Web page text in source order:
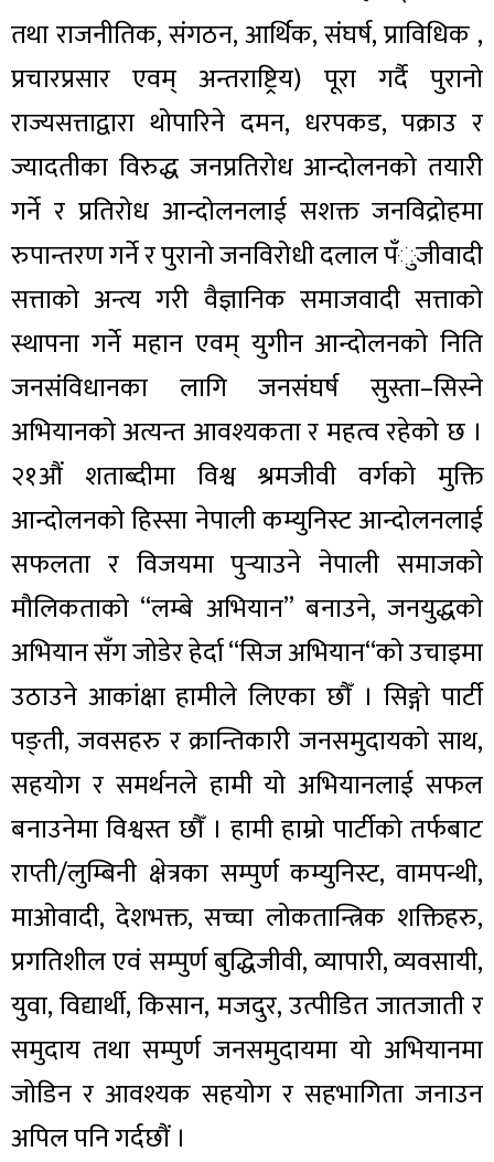
तथा राजनीतिक, संगठन, आर्थिक, संघर्ष, प्राविधिक ,
प्रचारप्रसार एवम् अन्तराष्ट्रिय) पूरा गर्दै पुरानो
राज्यसत्ताद्वारा थोपारिने दमन, धरपकड, पक्राउ र
ज्यादतीका विरुद्ध जनप्रतिरोध आन्दोलनको तयारी
गर्ने र प्रतिरोध आन्दोलनलाई सशक्त जनविद्रोहमा
रुपान्तरण गर्ने र पुरानो जनविरोधी दलाल पँुजीवादी
सत्ताको अन्त्य गरी वैज्ञानिक समाजवादी सत्ताको
स्थापना गर्ने महान एवम् युगीन आन्दोलनको निति
जनसंविधानका लागि जनसंघर्ष सुस्ता–सिस्ने
अभियानको अत्यन्त आवश्यकता र महत्व रहेको छ ।
२१औं शताब्दीमा विश्व श्रमजीवी वर्गको मुक्ति
आन्दोलनको हिस्सा नेपाली कम्युनिस्ट आन्दोलनलाई
सफलता र विजयमा पुर्‍याउने नेपाली समाजको
मौलिकताको “लम्बे अभियान” बनाउने, जनयुद्धको
अभियान सँग जोडेर हेर्दा “सिज अभियान“को उचाइमा
उठाउने आकांक्षा हामीले लिएका छौँ । सिङ्गो पार्टी
पङ्ती, जवसहरु र क्रान्तिकारी जनसमुदायको साथ,
सहयोग र समर्थनले हामी यो अभियानलाई सफल
बनाउनेमा विश्वस्त छौँ । हामी हाम्रो पार्टीको तर्फबाट
राप्ती/लुम्बिनी क्षेत्रका सम्पुर्ण कम्युनिस्ट, वामपन्थी,
माओवादी, देशभक्त, सच्चा लोकतान्त्रिक शक्तिहरु,
प्रगतिशील एवं सम्पुर्ण बुद्धिजीवी, व्यापारी, व्यवसायी,
युवा, विद्यार्थी, किसान, मजदुर, उत्पीडित जातजाती र
समुदाय तथा सम्पुर्ण जनसमुदायमा यो अभियानमा
जोडिन र आवश्यक सहयोग र सहभागिता जनाउन
अपिल पनि गर्दछौं ।